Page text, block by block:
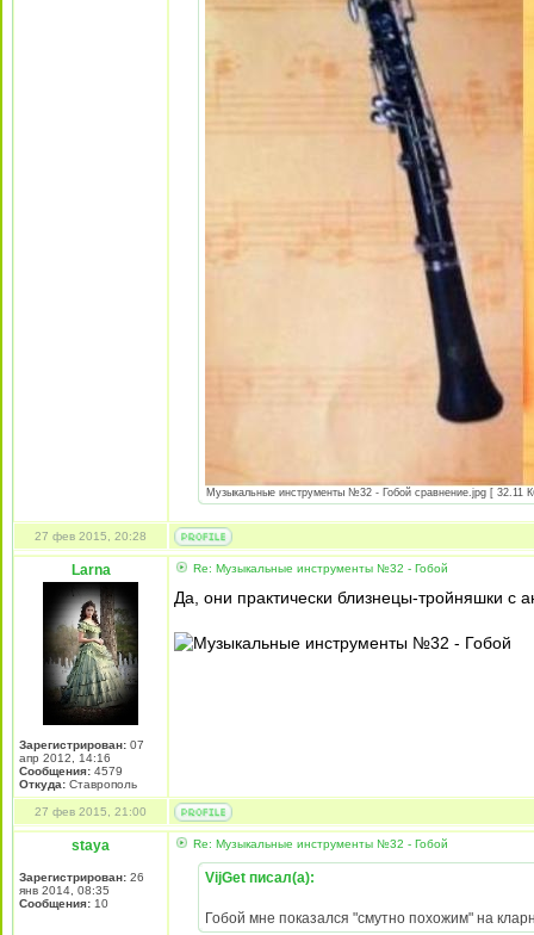
Музыкальные инструменты №32 - Гобой сравнение.jpg [ 32.11
27 фев 2015, 20:28
Larna
Зарегистрирован: 07
апр 2012, 14:16
Сообщения: 4579
Откуда: Ставрополь
Re: Музыкальные инструменты №32 - Гобой
Да, они практически близнецы-тройняшки с
27 фев 2015, 21:00
staya
Зарегистрирован: 26
янв 2014, 08:35
Сообщения: 10
Re: Музыкальные инструменты №32 - Гобой
VijGet писал(а):
Гобой мне показался "смутно похожим" на